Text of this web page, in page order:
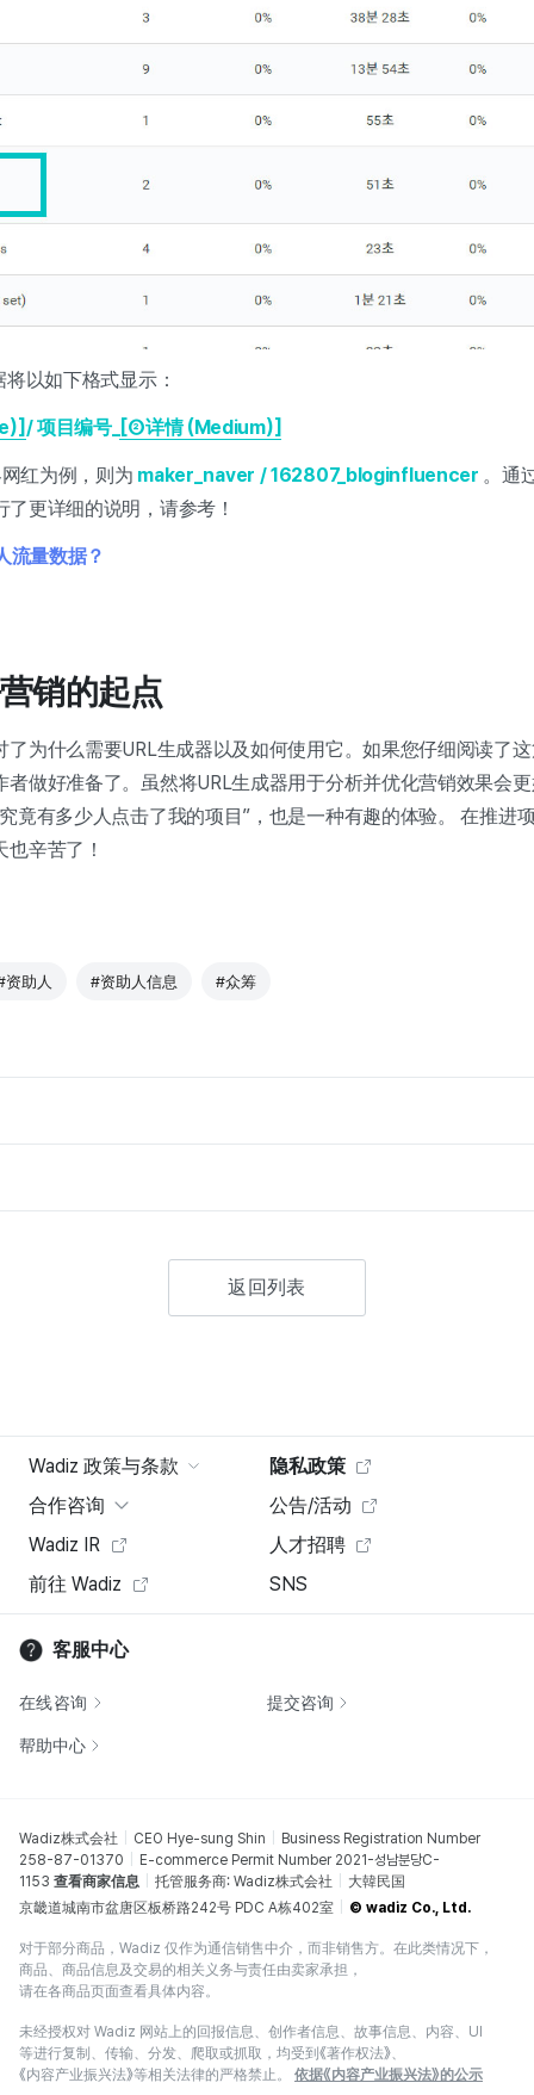
以如下格式显示：
/ 项目编号_ [②详情 (Medium)]
红为例，则为 maker_naver / 162807_bloginfluencer 。通
更详细的说明，请参考！
流量数据？
销的起点
了为什么需要URL生成器以及如何使用它。如果您仔细阅读了
者做好准备了。虽然将URL生成器用于分析并优化营销效果会
竟有多少人点击了我的项目”，也是一种有趣的体验。 在推进
辛苦了！
资助人 #资助人信息 #众筹
返回列表
Wadiz 政策与条款
隐私政策
合作咨询
公告/活动
Wadiz IR
人才招聘
前往 Wadiz
SNS
客服中心
在线咨询 提交咨询
帮助中心
Wadiz株式会社 CEO Hye-sung Shin
Business Registration Number
258-87-01370
E-commerce Permit Number 2021-성남분당C-
1153 查看商家信息 托管服务商: Wadiz株式会社
大韓民国
京畿道城南市盆唐区板桥路242号 PDC A栋402室
© wadiz Co., Ltd.
对于部分商品，Wadiz 仅作为通信销售中介，而非销售方。在此类情况下，
商品、商品信息及交易的相关义务与责任由卖家承担，
请在各商品页面查看具体内容。
未经授权对 Wadiz 网站上的回报信息、创作者信息、故事信息、内容、UI
等进行复制、传输、分发、爬取或抓取，均受到《著作权法》、
《内容产业振兴法》等相关法律的严格禁止。
依据《内容产业振兴法》的公示